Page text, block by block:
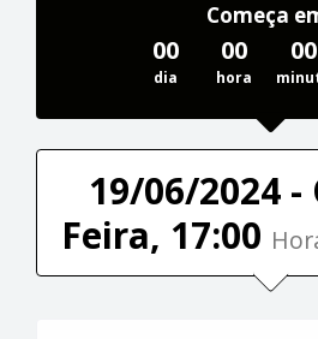
Começa
00
dia
00
hora
00
19/06/2024
Feira, 17:00